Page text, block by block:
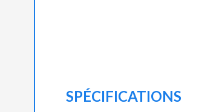
SPÉCIFICATIONS